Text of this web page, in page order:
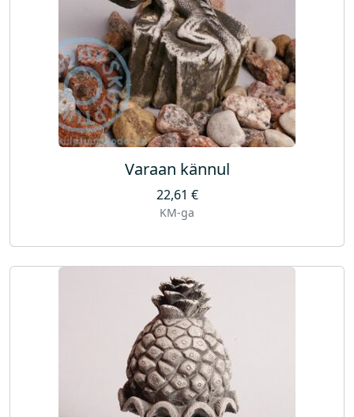
Varaan kännul
22,61 €
KM-ga